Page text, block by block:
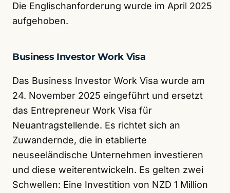
Die Englischanforderung wurde im April 2025
aufgehoben.
Business Investor Work Visa
Das Business Investor Work Visa wurde am
24. November 2025 eingeführt und ersetzt
das Entrepreneur Work Visa für
Neuantragstellende. Es richtet sich an
Zuwandernde, die in etablierte
neuseeländische Unternehmen investieren
und diese weiterentwickeln. Es gelten zwei
Schwellen: Eine Investition von NZD 1 Million